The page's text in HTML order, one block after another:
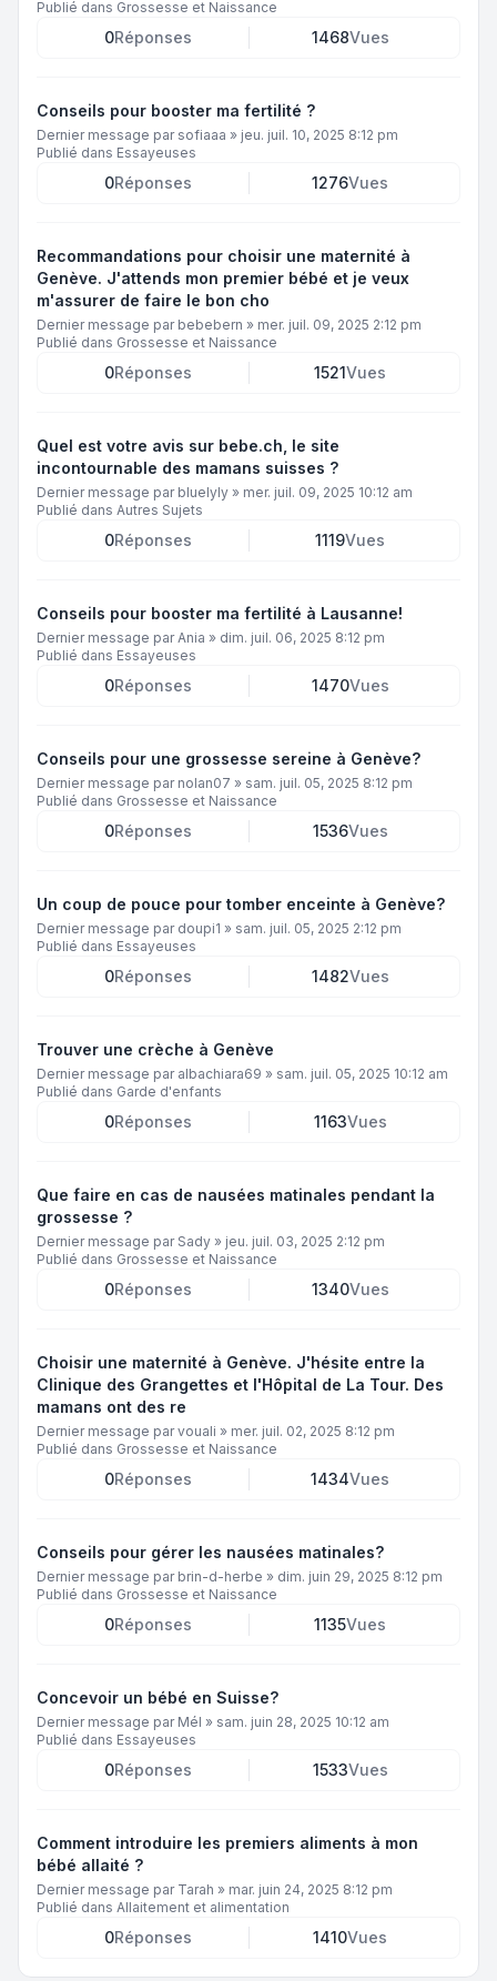
Publié dans Grossesse et Naissance
0Réponses 1468Vues
Conseils pour booster ma fertilité ?
Dernier message par sofiaaa » jeu. juil. 10, 2025 8:12 pm
Publié dans Essayeuses
0Réponses 1276Vues
Recommandations pour choisir une maternité à
Genève. J'attends mon premier bébé et je veux
m'assurer de faire le bon cho
Dernier message par bebebern » mer. juil. 09, 2025 2:12 pm
Publié dans Grossesse et Naissance
0Réponses 1521Vues
Quel est votre avis sur bebe.ch, le site
incontournable des mamans suisses ?
Dernier message par bluelyly » mer. juil. 09, 2025 10:12 am
Publié dans Autres Sujets
0Réponses 1119Vues
Conseils pour booster ma fertilité à Lausanne!
Dernier message parAnia » dim. juil. 06, 2025 8:12 pm
Publié dans Essayeuses
0Réponses 1470Vues
Conseils pour une grossesse sereine à Genève?
Dernier message par nolan07 » sam. juil. 05, 2025 8:12 pm
Publié dans Grossesse et Naissance
0Réponses 1536Vues
Un coup de pouce pour tomber enceinte à Genève?
Dernier message par doupi1 » sam. juil. 05, 2025 2:12 pm
Publié dans Essayeuses
0Réponses 1482Vues
Trouver une crèche à Genève
Dernier message par albachiara69 » sam. juil. 05, 2025 10:12 am
Publié dans Garde d'enfants
0Réponses 1163Vues
Que faire en cas de nausées matinales pendant la
grossesse ?
Dernier message par Sady » jeu. juil. 03, 2025 2:12 pm
Publié dans Grossesse et Naissance
0Réponses 1340Vues
Choisir une maternité à Genève. J'hésite entre la
Clinique des Grangettes et l'Hôpital de La Tour. Des
mamans ont des re
Dernier message parvouali » mer. juil. 02, 2025 8:12 pm
Publié dans Grossesse et Naissance
0Réponses 1434Vues
Conseils pour gérer les nausées matinales?
Dernier message par brin-d-herbe » dim. juin 29, 2025 8:12 pm
Publié dans Grossesse et Naissance
0Réponses 1135Vues
Concevoir un bébé en Suisse?
Dernier message par Mél » sam. juin 28, 2025 10:12 am
Publié dans Essayeuses
0Réponses 1533Vues
Comment introduire les premiers aliments à mon
bébé allaité ?
Dernier message par Tarah » mar. juin 24, 2025 8:12 pm
Publié dans Allaitement et alimentation
0Réponses 1410Vues